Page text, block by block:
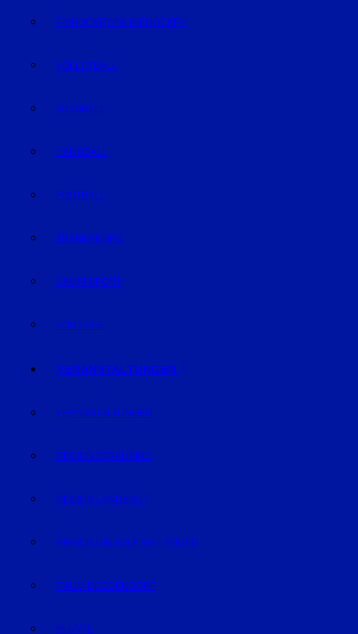
EISHOCKEY/INLINEHOCKEY
VOLLEYBALL
FUSSBALL
HANDBALL
FOOTBALL
TRABRENNEN
KAMPFSPORT
SONSTIGE
VERANSTALTUNGEN
VERANSTALTUNGEN
REGION STRAUBING
REGION LANDSHUT
REGION DINGOLFING-LANDAU
RAUM DEGGENDORF
BLUVAL